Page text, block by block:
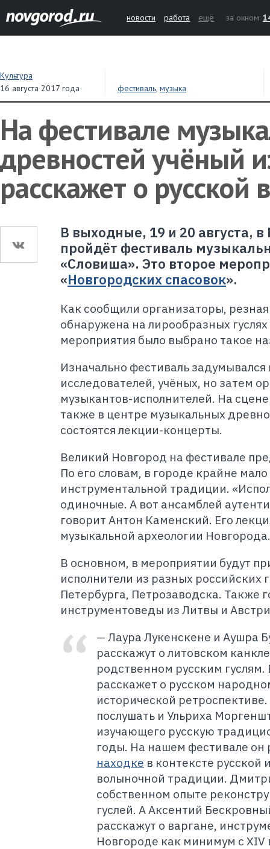
новости работа ещё за окном:
Культура
16 августа 2017 года
фестиваль, музыка
На фестивале
древностей учёный
расскажет о русской
В выходные, 19 и 20 августа,
пройдёт фестиваль
«Словиша». Это второе
«Новгородских спасовок».
Как сообщили организаторы,
обнаружена на лирообразных
мероприятия было выбрано такое
Изначально фестиваль
исследователей, учёных, но затем
музыкантов-исполнителей. На
также в центре музыкальных
состоятся лекции-концерты.
Великий Новгород на фестивале
По его словам, в городе крайне
инструментальной традиции.
одиночные. А вот ансамблей
говорит Антон Каменский. Его
музыкальной археологии Новгорода.
В основном, в мероприятии будут
исполнители из разных российских
Петербурга, Петрозаводска. Также
инструментоведы из Литвы и
— Лаура Лукенскене и Аушра
расскажут о литовском
родственном русским
расскажет о русском
исторической
послушать и Ульриха
изучающего русскую
годы. На нашем фестивале он
находке в контексте
волыночной традиции.
собственном опыте
гуслей. А Аксентий
расскажут о варгане,
Новгороде как минимум с XIV